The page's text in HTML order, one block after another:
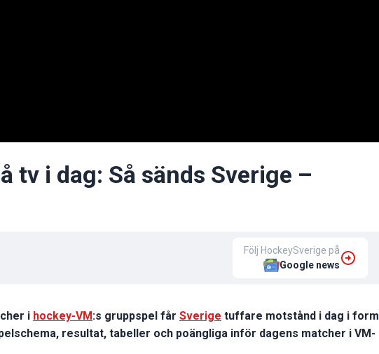
tv i dag: Så sänds Sverige –
Följ HockeySverige på
Google news
i hockey-VM :s gruppspel får Sverige tuffare motstånd i dag i form
resultat, tabeller och poängliga inför dagens matcher i VM-